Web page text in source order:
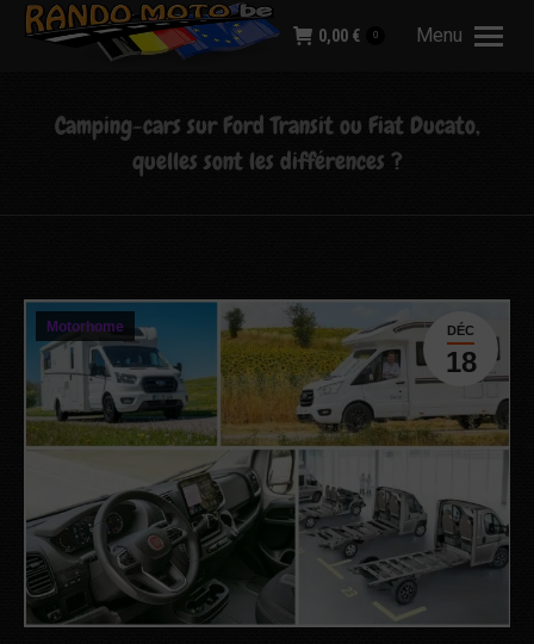
Menu
0,00 € 0
Camping-cars sur Ford Transit ou Fiat Ducato,
quelles sont les différences ?
DÉC
18
Motorhome